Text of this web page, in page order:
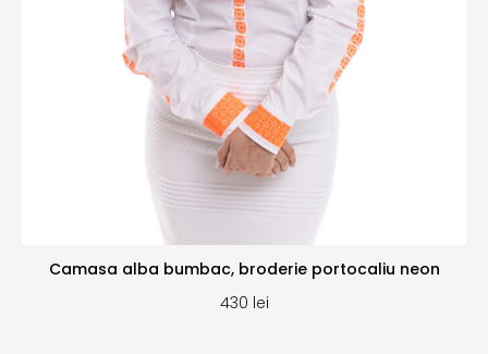
Camasa alba bumbac, broderie portocaliu neon
430 lei